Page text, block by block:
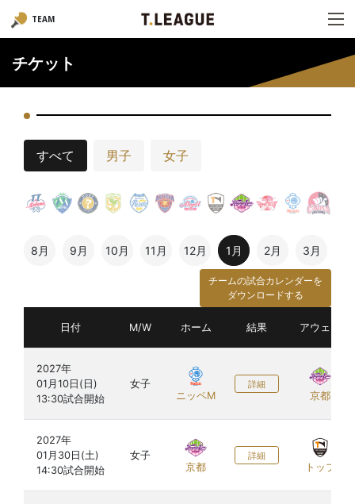
TEAM
チケット
すべて 男子 女子
8月 9月 10月 11月 12月 1月 2月 3月
チームの試合カレンダーを
ダウンロードする
日付 M/W ホーム 結果 アウェイ
2027年
01月10日(日)
女子
ニッペM
詳細
京都
2027年
01月30日(土)
女子
京都
詳細
トップ